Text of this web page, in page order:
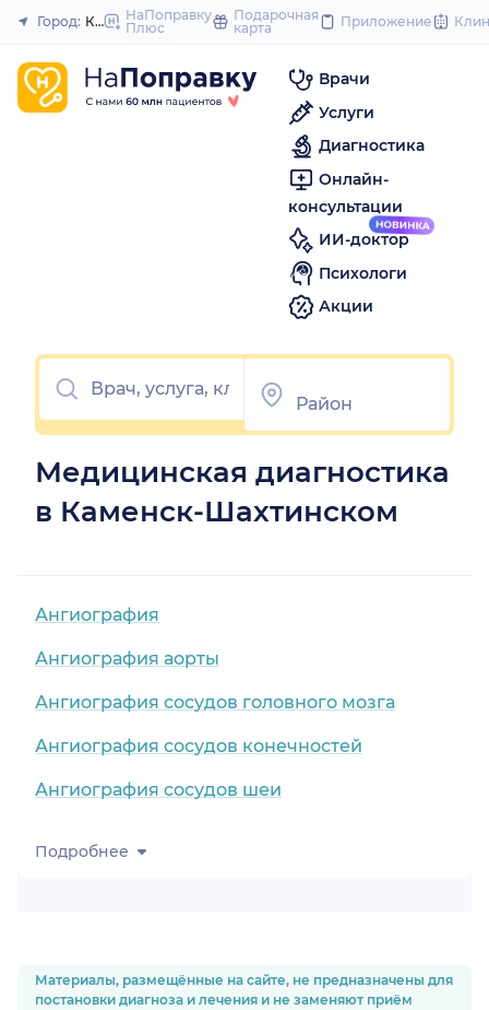
to
Закрыть
Город: Каменск-Шахтинский
НаПоправку
Плюс
Подарочная
карта
Приложение
Врачи
Услуги
Диагностика
Онлайн-
консультации
ИИ-доктор
Психологи
Акции
Медицинская диагностика
в Каменск-Шахтинском
Ангиография
Ангиография аорты
Ангиография сосудов головного мозга
Ангиография сосудов конечностей
Ангиография сосудов шеи
Подробнее
Материалы, размещённые на сайте, не предназначены для
постановки диагноза и лечения и не заменяют приём